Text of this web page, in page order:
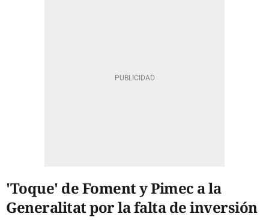
'Toque' de Foment y Pimec a la
Generalitat por la falta de inversión